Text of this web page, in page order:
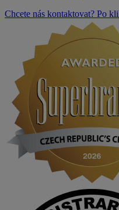
Chcete nás kontaktovat? Po